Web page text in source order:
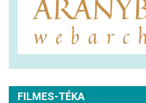
FILMES-TÉKA